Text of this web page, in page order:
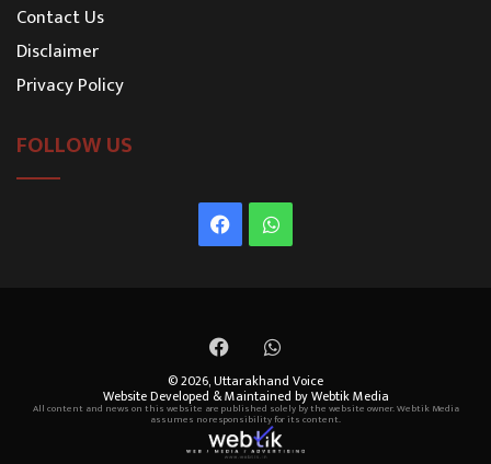
Contact Us
Disclaimer
Privacy Policy
FOLLOW US
FacebookWhatsApp
FacebookWhatsApp
© 2026,Uttarakhand Voice
Website Developed & Maintained by Webtik Media
All content and news on this website are published solely by the website owner. Webtik Media
assumes no responsibility for its content.